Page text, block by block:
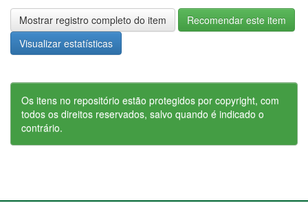
Mostrar registro completo do item
Recomendar este item
Visualizar estatísticas
Os itens no repositório estão protegidos por copyright, com
todos os direitos reservados, salvo quando é indicado o
contrário.